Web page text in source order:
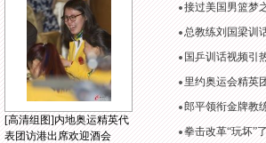
[高清组图]内地奥运精英代
表团访港出席欢迎酒会
接过美国男篮梦
总教练刘国梁训
国乒训话视频引
里约奥运会精英
郎平领衔金牌教
拳击改革“玩坏”